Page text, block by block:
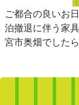
ご都合の良いお
泊撤退に伴う家
宮市奥畑でした